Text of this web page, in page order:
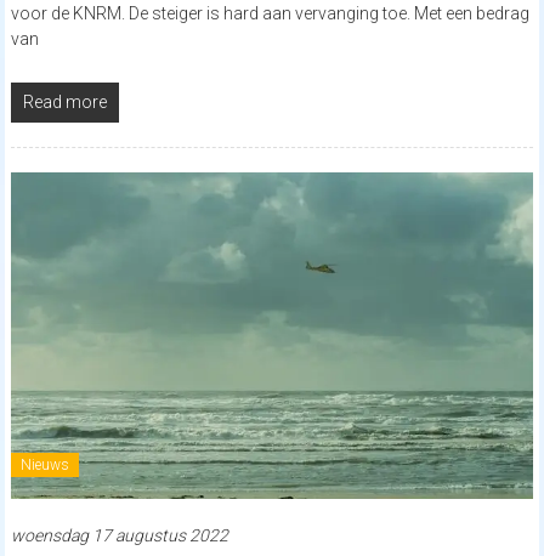
voor de KNRM. De steiger is hard aan vervanging toe. Met een bedrag
van
Read more
Nieuws
woensdag 17 augustus 2022